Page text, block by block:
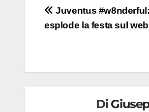
Navigazione
articoli
Juventus
esplode la festa sul web
Di